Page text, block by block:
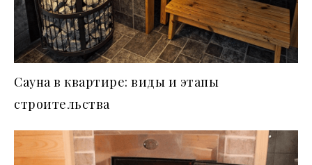
Сауна в квартире: виды и этапы
строительства